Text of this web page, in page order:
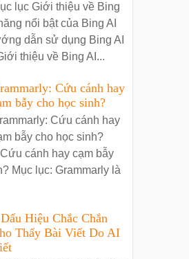
lục Giới thiệu về Bing
nổi bật của Bing AI
dẫn sử dụng Bing AI
thiệu về Bing AI...
Cứu cánh hay
bẫy cho học sinh?
Cứu cánh hay
bẫy cho học sinh?
cánh hay cạm bẫy
Mục lục: Grammarly là
Hiệu Chắc Chắn
Thấy Bài Viết Do AI